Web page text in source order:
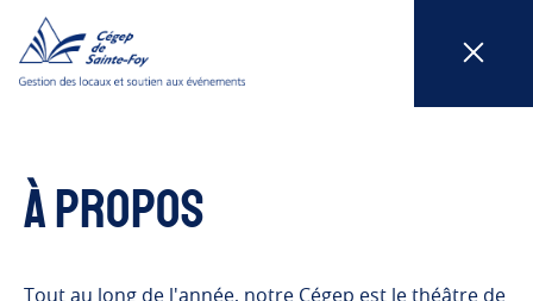
Cégep de Sainte-Foy
À propos
Tout au long de l'année, notre Cégep est le théâtre de